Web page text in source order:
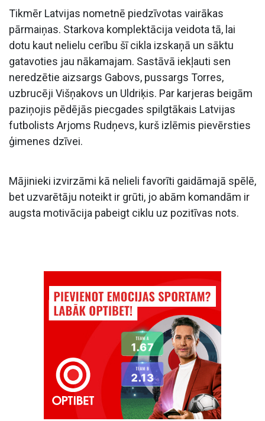
Tikmēr Latvijas nometnē piedzīvotas vairākas
pārmaiņas. Starkova komplektācija veidota tā, lai
dotu kaut nelielu cerību šī cikla izskaņā un sāktu
gatavoties jau nākamajam. Sastāvā iekļauti sen
neredzētie aizsargs Gabovs, pussargs Torres,
uzbrucēji Višņakovs un Uldriķis. Par karjeras beigām
paziņojis pēdējās piecgades spilgtākais Latvijas
futbolists Arjoms Rudņevs, kurš izlēmis pievērsties
ģimenes dzīvei.
Mājinieki izvirzāmi kā nelieli favorīti gaidāmajā spēlē,
bet uzvarētāju noteikt ir grūti, jo abām komandām ir
augsta motivācija pabeigt ciklu uz pozitīvas nots.